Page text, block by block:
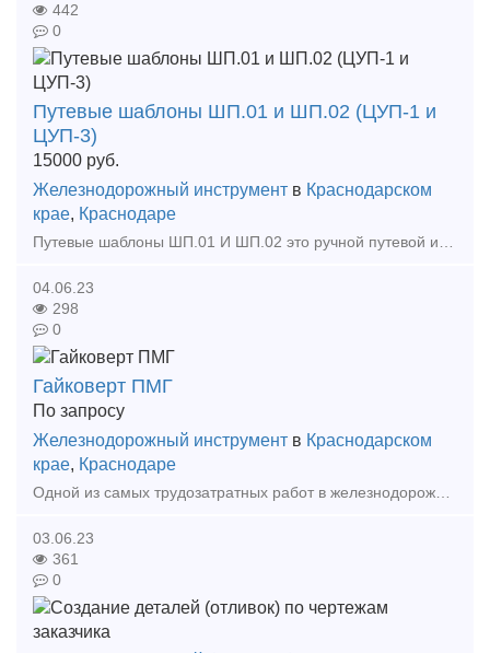
442
0
Путевые шаблоны ШП.01 и ШП.02 (ЦУП-1 и
ЦУП-3)
15000 руб.
Железнодорожный инструмент в Краснодарском
крае, Краснодаре
04.06.23
298
0
Гайковерт ПМГ
По запросу
Железнодорожный инструмент в Краснодарском
крае, Краснодаре
Одной из самых трудозатратных работ в железнодорожном хозяйстве считается процедура укладки и смены пути. При таком виде работ путейцы отвинчивают-завинчивают множество клеммных и закладных бо
03.06.23
361
0